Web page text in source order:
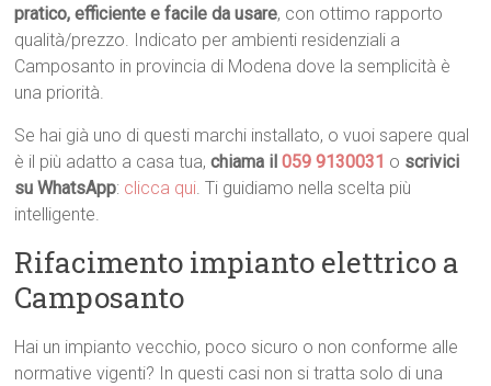
pratico, efficiente e facile da usare, con ottimo rapporto
qualità/prezzo. Indicato per ambienti residenziali a
Camposanto in provincia di Modena dove la semplicità è
una priorità.
Se hai già uno di questi marchi installato, o vuoi sapere qual
è il più adatto a casa tua,chiama il059 9130031 o scrivici
su WhatsApp: clicca qui. Ti guidiamo nella scelta più
intelligente.
Rifacimento impianto elettrico a
Camposanto
Hai un impianto vecchio, poco sicuro o non conforme alle
normative vigenti? In questi casi non si tratta solo di una